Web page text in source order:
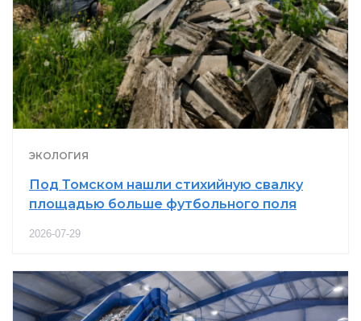
ЭКОЛОГИЯ
Под Томском нашли стихийную свалку
площадью больше футбольного поля
2026-07-29